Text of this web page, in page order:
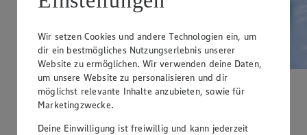
Wir setzen Cookies und andere Technologien ein, um
dir ein bestmögliches Nutzungserlebnis unserer
Website zu ermöglichen. Wir verwenden deine Daten,
um unsere Website zu personalisieren und dir
möglichst relevante Inhalte anzubieten, sowie für
Marketingzwecke.
Deine Einwilligung ist freiwillig und kann jederzeit